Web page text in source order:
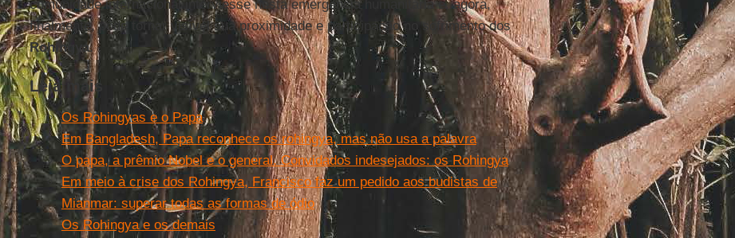
comunidade internacional interviesse nesta emergência humanitária e, agora,
finalmente, pôde tornar visível sua proximidade e participação no sofrimento dos
Rohingya.
Leia mais
Os Rohingyas e o Papa
Em Bangladesh, Papa reconhece os rohingya, mas não usa a palavra
O papa, a prêmio Nobel e o general. Convidados indesejados: os Rohingya
Em meio à crise dos Rohingya, Francisco faz um pedido aos budistas de
Mianmar: superar todas as formas de ódio
Os Rohingya e os demais